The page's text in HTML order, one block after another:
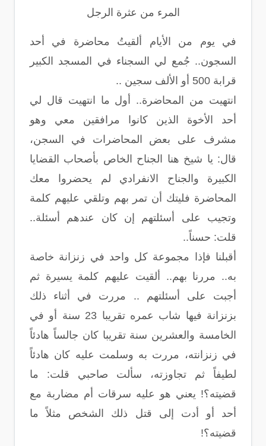
المرء من عثرة الرجل
في يوم من الأيام ألقيتُ محاضرة في أحد
السجون.. جُمع لي السجناء في المسجد الكبير
قرابة 500 أو الألف سجين ..
انتهيت من المحاضرة.. أول ما انتهيت قال لي
أحد الأخوة الذين كانوا مرافقين معي وهو
مشرف على بعض المحاضرات في السجن،
قال: يا شيخ هنا الجناح الخاص بأصحاب القضايا
الكبيرة والجناح الانفرادي لم يحضروا معك
المحاضرة فليتك أن تمر بهم وتلقي عليهم كلمة
وتجيب على أسئلتهم إن كان عندهم أسئلة..
قلت: حسناً..
أقبلنا فإذا مجموعة كل واحد في زنزانة خاصة
به.. مررنا بهم.. ألقيت عليهم كلمة يسيرة ثم
أجبت على أسئلتهم .. مررت في أثناء ذلك
بزنزانة فيها شاب عمره تقريبا 23 سنة أو في
الخامسة والعشرين سنة تقريبا كان جالساً هادئاً
في زنزانته، مررت به وسلمت عليه كان هادئاً
لطيفاً ثم تجاوزته، سألت صاحبي قلت: ما
قضيته؟! يعني هو عليه سرقات أم مضاربة مع
أحد أو أدت إلى قتل ذلك الشخص مثلاً ما
قضيته؟!